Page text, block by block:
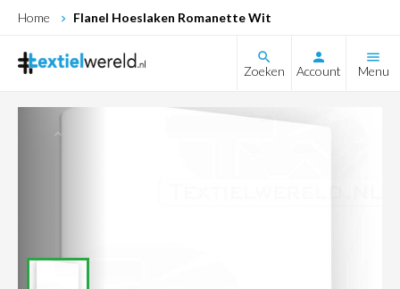
Home Flanel Hoeslaken Romanette Wit
Zoeken Account Menu